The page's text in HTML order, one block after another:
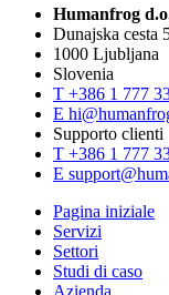
Humanfrog
Dunajska cesta
1000 Ljubljana
Slovenia
T +386 1 777
E
Supporto clienti
T +386 1 777
E
Pagina iniziale
Servizi
Settori
Studi di caso